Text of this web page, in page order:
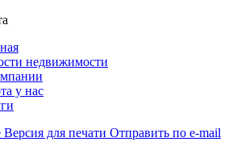
недвижимости
у нас
Версия для печати Отправить по e-mail